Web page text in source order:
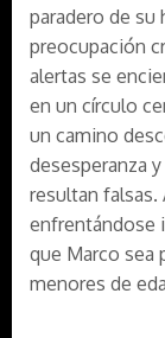
paradero de su
preocupación
alertas se
en un círculo
un camino
desesperanza
resultan falsas.
enfrentándose
que Marco sea
menores de